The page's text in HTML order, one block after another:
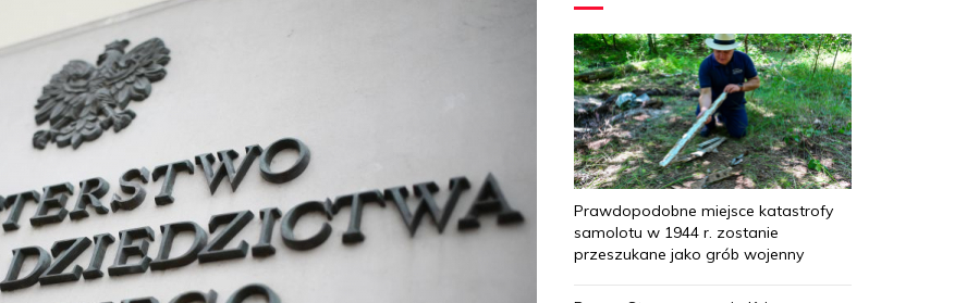
Prawdopodobne miejsce katastrofy
samolotu w 1944 r. zostanie
przeszukane jako grób wojenny